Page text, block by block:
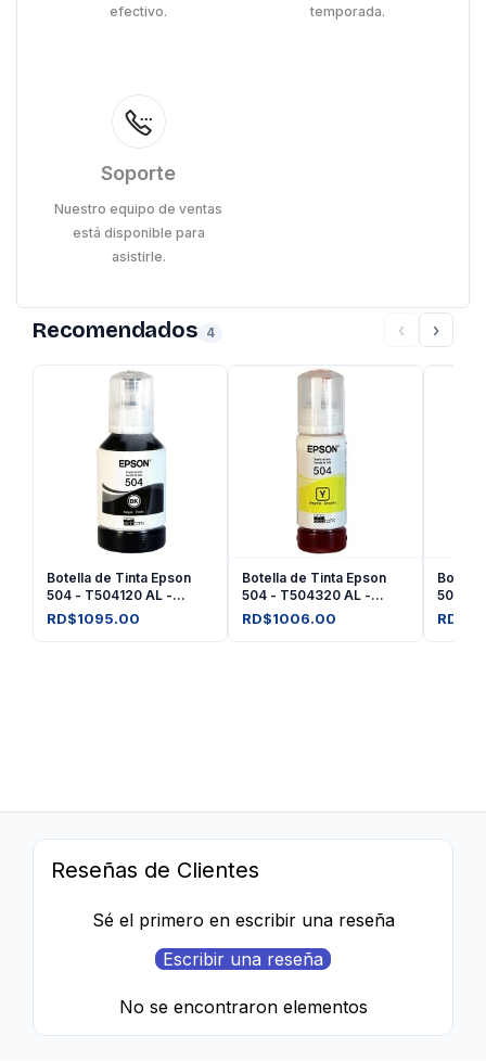
efectivo. temporada.
Soporte
Nuestro equipo de ventas
está disponible para
asistirle.
Recomendados 4 ‹ ›
Botella de Tinta Epson
504 - T504120 AL -
Negro
RD$1095.00
Botella de Tinta Epson
504 - T504320 AL -
Amarilla
RD$1006.00
Botella
504 -
Reseñas de Clientes
Sé el primero en escribir una reseña
Escribir una reseña
No se encontraron elementos